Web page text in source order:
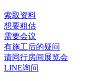
索取资料
想要粗估
需要会议
有施工后的疑问
请同行房间展览会
LINE询问